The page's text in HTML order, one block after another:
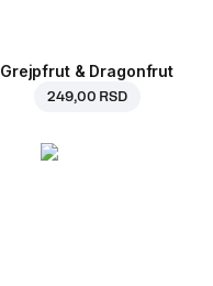
Grejpfrut & Dragonfrut
249,00 RSD